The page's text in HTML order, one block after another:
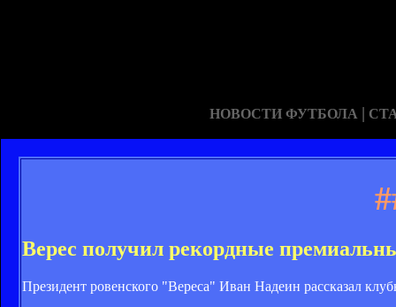
НОВОСТИ ФУТБОЛА |
Верес получил рекордные
Президент ровенского "Вереса" Иван Надеин рассказал